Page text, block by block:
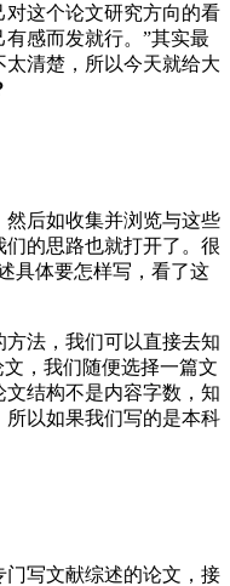
这个论文研究方向的看
感而发就行。”其实最
清楚，所以今天就给大
后如收集并浏览与这些
的思路也就打开了。很
具体要怎样写，看了这
法，我们可以直接去知
，我们随便选择一篇文
结构不是内容字数，知
所以如果我们写的是本科
写文献综述的论文，接